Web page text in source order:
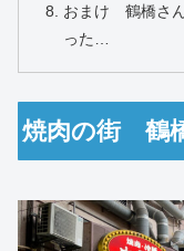
おまけ 鶴橋さ
った…
焼肉の街 鶴